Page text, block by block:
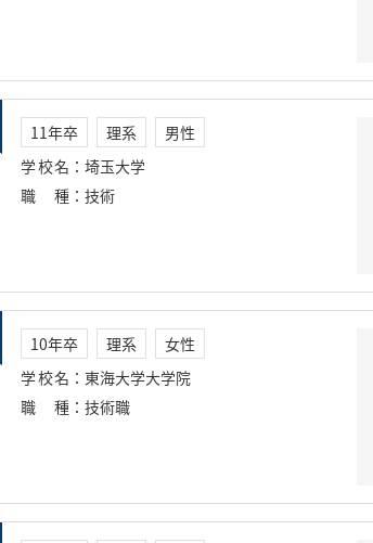
11年卒 理系
男性
学校名 ： 埼玉大学
職種 ： 技術
10年卒 理系
女性
学校名 ： 東海大学大学院
職種 ： 技術職